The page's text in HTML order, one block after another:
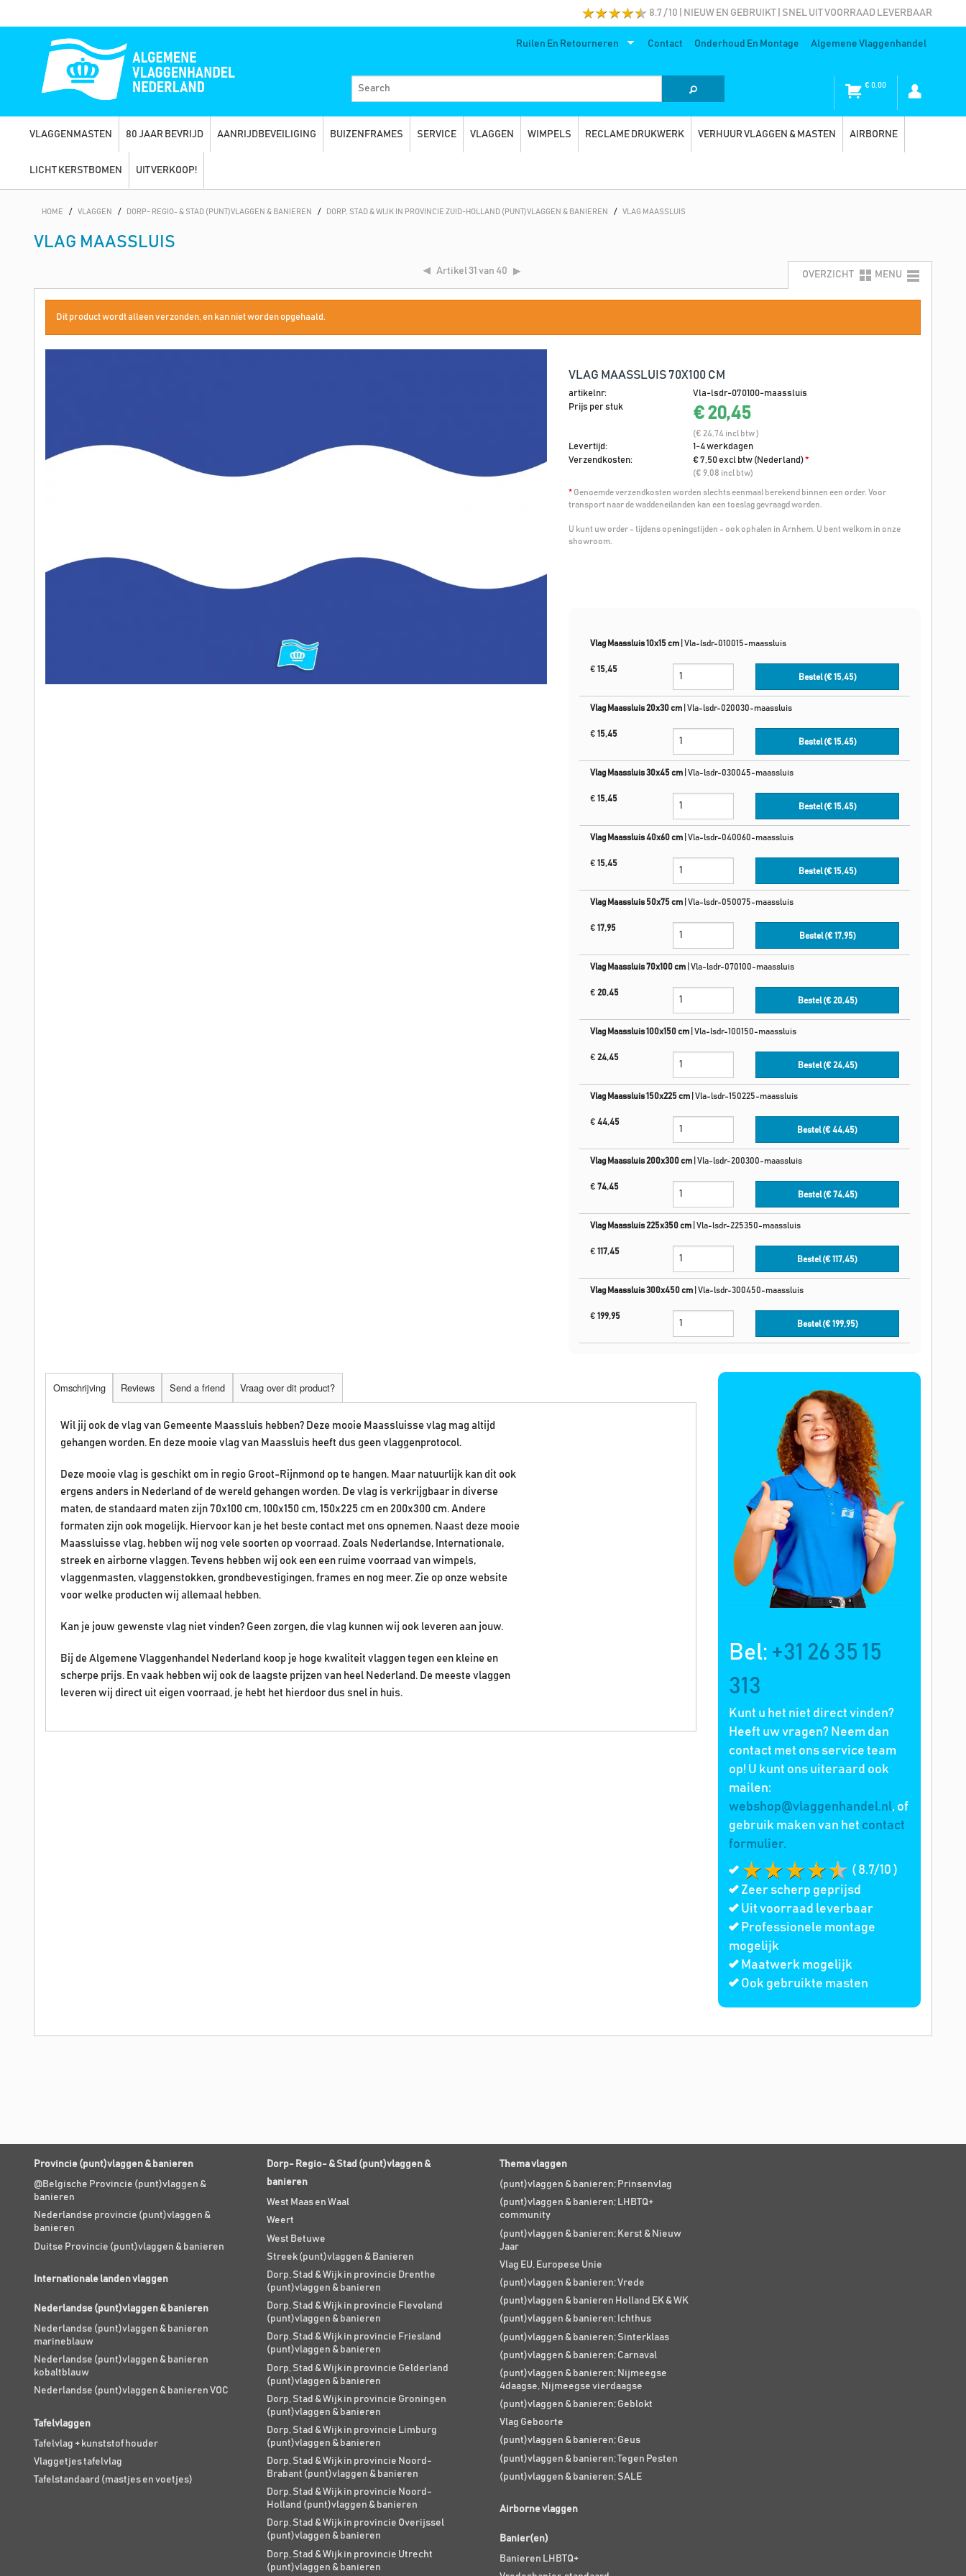
8.7 / 10 | NIEUW EN GEBRUIKT | SNEL UIT VOORRAAD LEVERBAAR
Ruilen En Retourneren Contact Onderhoud En Montage Algemene Vlaggenhandel
€0,00
VLAGGENMASTEN 80 JAAR BEVRIJD AANRIJDBEVEILIGING BUIZENFRAMES SERVICE VLAGGEN WIMPELS RECLAME DRUKWERK VERHUUR VLAGGEN & MASTEN AIRBORNE
LICHT KERSTBOMEN UITVERKOOP!
HOME / VLAGGEN / DORP- REGIO- & STAD (PUNT)VLAGGEN & BANIEREN / DORP, STAD & WIJK IN PROVINCIE ZUID-HOLLAND (PUNT)VLAGGEN & BANIEREN / VLAG MAASSLUIS
VLAG MAASSLUIS
Artikel31 van 40 OVERZICHT MENU
Dit product wordt alleen verzonden, en kan niet worden opgehaald.
VLAG MAASSLUIS 70X100 CM
artikelnr:
Vla-lsdr-070100-maassluis
Prijs per stuk
€ 20,45
(€ 24,74 incl btw )
Levertijd:
1-4 werkdagen
Verzendkosten:
€ 7,50 excl btw (Nederland)*
(€ 9,08 incl btw)
* Genoemde verzendkosten worden slechts eenmaal berekend binnen een order. Voor
transport naar de waddeneilanden kan een toeslag gevraagd worden.
U kunt uw order - tijdens openingstijden - ook ophalen in Arnhem. U bent welkom in onze
showroom.
Vlag Maassluis 10x15 cm Vla-lsdr-010015-maassluis
€ 15,45
Bestel (€15,45)
Vlag Maassluis 20x30 cm Vla-lsdr-020030-maassluis
€ 15,45
Bestel (€15,45)
Vlag Maassluis 30x45 cm Vla-lsdr-030045-maassluis
€ 15,45
Bestel (€15,45)
Vlag Maassluis 40x60 cm Vla-lsdr-040060-maassluis
€ 15,45
Bestel (€15,45)
Vlag Maassluis 50x75 cm Vla-lsdr-050075-maassluis
€ 17,95
Bestel (€17,95)
Vlag Maassluis 70x100 cm Vla-lsdr-070100-maassluis
€ 20,45
Bestel (€20,45)
Vlag Maassluis 100x150 cm Vla-lsdr-100150-maassluis
€ 24,45
Bestel (€24,45)
Vlag Maassluis 150x225 cm Vla-lsdr-150225-maassluis
€ 44,45
Bestel (€44,45)
Vlag Maassluis 200x300 cm Vla-lsdr-200300-maassluis
€ 74,45
Bestel (€74,45)
Vlag Maassluis 225x350 cm Vla-lsdr-225350-maassluis
€ 117,45
Bestel (€117,45)
Vlag Maassluis 300x450 cm Vla-lsdr-300450-maassluis
€ 199,95
Bestel (€199,95)
Bel: +31 26 35 15
313
Kunt u het niet direct vinden?
Heeft uw vragen? Neem dan
contact met ons service team
op! U kunt ons uiteraard ook
mailen:
webshop@vlaggenhandel.nl, of
gebruik maken van het contact
formulier.
( 8.7/10 )
Zeer scherp geprijsd
Uit voorraad leverbaar
Professionele montage
mogelijk
Maatwerk mogelijk
Ook gebruikte masten
Omschrijving Reviews Send a friend Vraag over dit product?
Wil jij ook de vlag van Gemeente Maassluis hebben? Deze mooie Maassluisse vlag mag altijd
gehangen worden. En deze mooie vlag van Maassluis heeft dus geen vlaggenprotocol.
Deze mooie vlag is geschikt om in regio Groot-Rijnmond op te hangen. Maar natuurlijk kan dit ook
ergens anders in Nederland of de wereld gehangen worden. De vlag is verkrijgbaar in diverse
maten, de standaard maten zijn 70x100 cm, 100x150 cm, 150x225 cm en 200x300 cm. Andere
formaten zijn ook mogelijk. Hiervoor kan je het beste contact met ons opnemen. Naast deze mooie
Maassluisse vlag, hebben wij nog vele soorten op voorraad. Zoals Nederlandse, Internationale,
streek en airborne vlaggen. Tevens hebben wij ook een een ruime voorraad van wimpels,
vlaggenmasten, vlaggenstokken, grondbevestigingen, frames en nog meer. Zie op onze website
voor welke producten wij allemaal hebben.
Kan je jouw gewenste vlag niet vinden? Geen zorgen, die vlag kunnen wij ook leveren aan jouw.
Bij de Algemene Vlaggenhandel Nederland koop je hoge kwaliteit vlaggen tegen een kleine en
scherpe prijs. En vaak hebben wij ook de laagste prijzen van heel Nederland. De meeste vlaggen
leveren wij direct uit eigen voorraad, je hebt het hierdoor dus snel in huis.
Provincie (punt)vlaggen & banieren
@Belgische Provincie (punt)vlaggen &
banieren
Nederlandse provincie (punt)vlaggen &
banieren
Duitse Provincie (punt)vlaggen & banieren
Internationale landen vlaggen
Nederlandse (punt)vlaggen & banieren
Nederlandse (punt)vlaggen & banieren
marineblauw
Nederlandse (punt)vlaggen & banieren
kobaltblauw
Nederlandse (punt)vlaggen & banieren VOC
Tafelvlaggen
Tafelvlag + kunststof houder
Vlaggetjes tafelvlag
Tafelstandaard (mastjes en voetjes)
Dorp- Regio- & Stad (punt)vlaggen &
banieren
West Maas en Waal
Weert
West Betuwe
Streek (punt)vlaggen & Banieren
Dorp, Stad & Wijk in provincie Drenthe
(punt)vlaggen & banieren
Dorp, Stad & Wijk in provincie Flevoland
(punt)vlaggen & banieren
Dorp, Stad & Wijk in provincie Friesland
(punt)vlaggen & banieren
Dorp, Stad & Wijk in provincie Gelderland
(punt)vlaggen & banieren
Dorp, Stad & Wijk in provincie Groningen
(punt)vlaggen & banieren
Dorp, Stad & Wijk in provincie Limburg
(punt)vlaggen & banieren
Dorp, Stad & Wijk in provincie Noord-
Brabant (punt)vlaggen & banieren
Dorp, Stad & Wijk in provincie Noord-
Holland (punt)vlaggen & banieren
Dorp, Stad & Wijk in provincie Overijssel
(punt)vlaggen & banieren
Dorp, Stad & Wijk in provincie Utrecht
(punt)vlaggen & banieren
Thema vlaggen
(punt)vlaggen & banieren; Prinsenvlag
(punt)vlaggen & banieren; LHBTQ+
community
(punt)vlaggen & banieren; Kerst & Nieuw
Jaar
Vlag EU, Europese Unie
(punt)vlaggen & banieren; Vrede
(punt)vlaggen & banieren Holland EK & WK
(punt)vlaggen & banieren; Ichthus
(punt)vlaggen & banieren; Sinterklaas
(punt)vlaggen & banieren; Carnaval
(punt)vlaggen & banieren; Nijmeegse
4daagse, Nijmeegse vierdaagse
(punt)vlaggen & banieren; Geblokt
Vlag Geboorte
(punt)vlaggen & banieren; Geus
(punt)vlaggen & banieren; Tegen Pesten
(punt)vlaggen & banieren; SALE
Airborne vlaggen
Banier(en)
Banieren LHBTQ+